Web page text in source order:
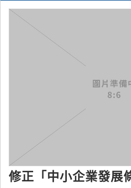
修正「中小企業發展